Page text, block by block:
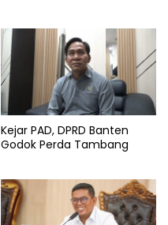
Kejar PAD, DPRD Banten
Godok Perda Tambang